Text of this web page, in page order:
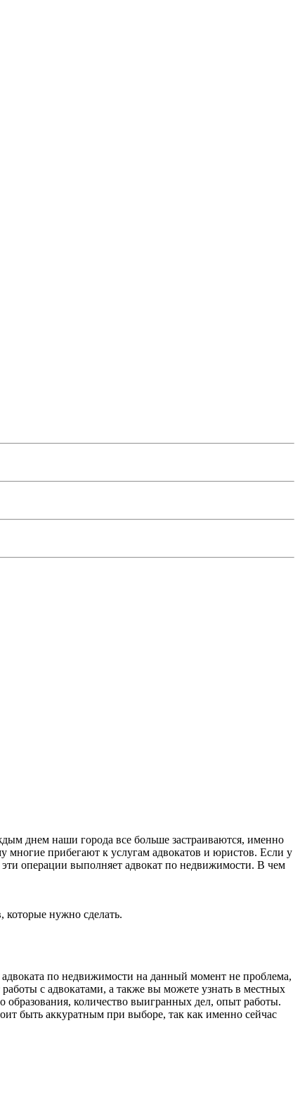
днем наши города все больше застраиваются, именно
прибегают к услугам адвокатов и юристов. Если у
эти операции выполняет адвокат по недвижимости. В чем
которые нужно сделать.
по недвижимости на данный момент не проблема,
с адвокатами, а также вы можете узнать в местных
образования, количество выигранных дел, опыт работы.
быть аккуратным при выборе, так как именно сейчас